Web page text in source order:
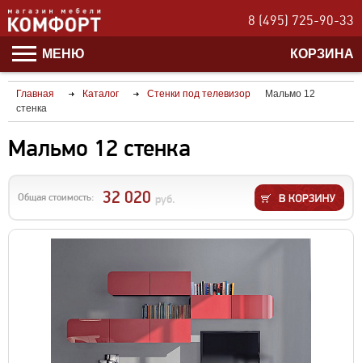
8 (495) 725-90-33
МЕНЮ КОРЗИНА
Главная Каталог Стенки под телевизор
Мальмо 12
стенка
Мальмо 12 стенка
Общая стоимость: 32 020 руб.